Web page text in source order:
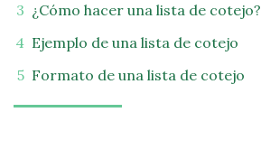
¿Cómo hacer una lista de cotejo?
Ejemplo de una lista de cotejo
Formato de una lista de cotejo